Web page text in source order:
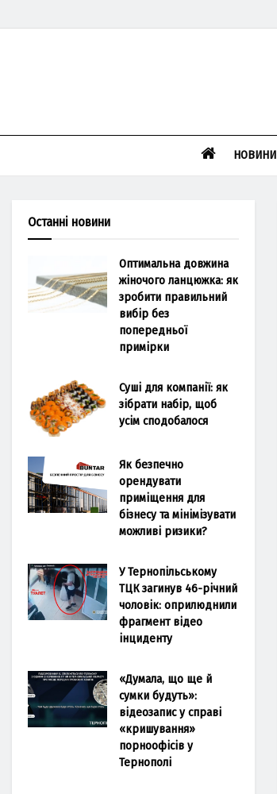
НОВИНИ
Останні новини
Оптимальна довжина
жіночого ланцюжка: як
зробити правильний
вибір без
попередньої
примірки
Суші для компанії: як
зібрати набір, щоб
усім сподобалося
Як безпечно
орендувати
приміщення для
бізнесу та мінімізувати
можливі ризики?
У Тернопільському
ТЦК загинув 46-річний
чоловік: оприлюднили
фрагмент відео
інциденту
«Думала, що ще й
сумки будуть»:
відеозапис у справі
«кришування»
порноофісів у
Тернополі